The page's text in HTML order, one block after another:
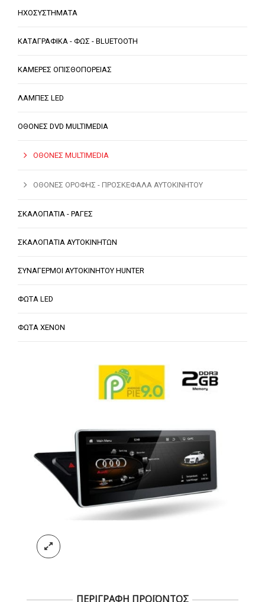
ΠΕΡΙΓΡΑΦΗ ΠΡΟΪΟΝΤΟΣ
ΗΧΟΣΥΣΤΗΜΑΤΑ
ΚΑΤΑΓΡΑΦΙΚΑ - ΦΩΣ - BLUETOOTH
ΚΑΜΕΡΕΣ ΟΠΙΣΘΟΠΟΡΕΙΑΣ
ΛΑΜΠΕΣ LED
ΟΘΟΝΕΣ DVD MULTIMEDIA
ΟΘΟΝΕΣ MULTIMEDIA
ΟΘΟΝΕΣ ΟΡΟΦΗΣ - ΠΡΟΣΚΕΦΑΛΑ ΑΥΤΟΚΙΝΗΤΟΥ
ΣΚΑΛΟΠΑΤΙΑ - ΡΑΓΕΣ
ΣΚΑΛΟΠΑΤΙΑ ΑΥΤΟΚΙΝΗΤΩΝ
ΣΥΝΑΓΕΡΜΟΙ ΑΥΤΟΚΙΝΗΤΟΥ HUNTER
ΦΩΤΑ LED
ΦΩΤΑ XENON